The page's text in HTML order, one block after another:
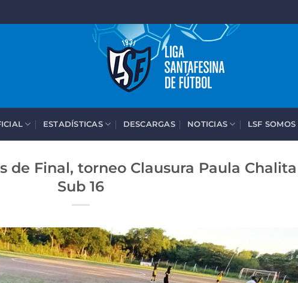
ESTADÍSTICAS DESCARGAS NOTICIAS LSF
de Final, torneo Clausura Paula Chalita
Sub 16